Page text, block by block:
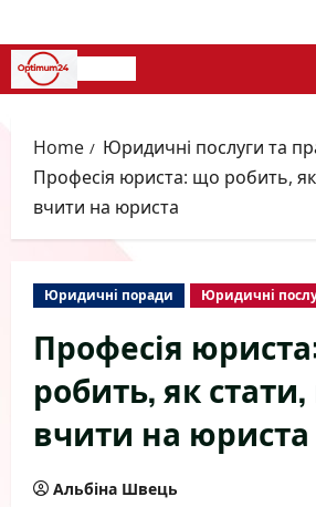
to
content
Primary
Home
Юридичні послуги та
Професія юриста: що робить,
вчити на юриста
Юридичні поради Юридичні
Професія
робить, як
вчити на юриста
Альбіна Швець